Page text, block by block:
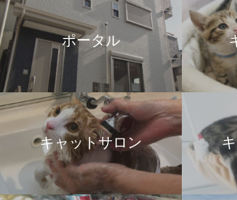
ポータル
キャットサロン